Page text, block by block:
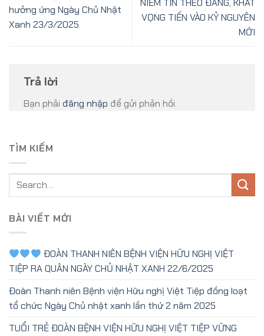
hưởng ứng Ngày Chủ Nhật
Xanh 23/3/2025
VỌNG TIẾN VÀO KỶ NGUYÊN
MỚI
Trả lời
Bạn phải đăng nhập để gửi phản hồi.
TÌM KIẾM
BÀI VIẾT MỚI
ĐOÀN THANH NIÊN BỆNH VIỆN HỮU NGHỊ VIỆT
TIỆP RA QUÂN NGÀY CHỦ NHẬT XANH 22/6/2025
Đoàn Thanh niên Bệnh viện Hữu nghị Việt Tiệp đồng loạt
tổ chức Ngày Chủ nhật xanh lần thứ 2 năm 2025
TUỔI TRẺ ĐOÀN BỆNH VIỆN HỮU NGHỊ VIỆT TIỆP VỮNG